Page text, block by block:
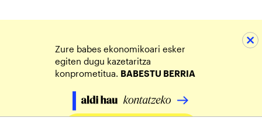
Zure babes ekonomikoari esker
egiten dugu kazetaritza
konprometitua. BABESTU BERRIA